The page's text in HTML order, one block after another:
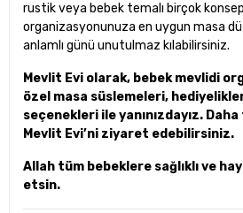
rustik veya bebek temalı birçok
organizasyonunuza en uygun masa
anlamlı günü unutulmaz kılabilirsiniz.
Mevlit Evi olarak, bebek mevlidi
özel masa süslemeleri,
seçenekleri ile yanınızdayız.
Mevlit Evi’ni ziyaret edebilirsiniz.
Allah tüm bebeklere sağlıklı ve
etsin.